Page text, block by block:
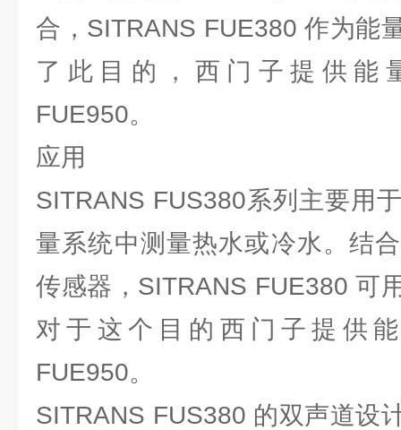
合，SITRANS FUE380 作为能
了此目的，西门子提供能
FUE950。
应用
SITRANS FUS380系列 主要用
量系统中测量热水或冷水。结
传感器，SITRANS FUE380 可
对于这个目的西门子提供
FUE950。
SITRANS FUS380 的双声道设